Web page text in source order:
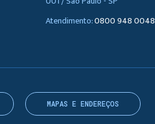
Atendimento:0800 948 0048
MAPAS E ENDEREÇOS